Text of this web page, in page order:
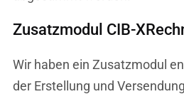
Zusatzmodul CIB-
Wir haben ein Zusatzmodul
der Erstellung und